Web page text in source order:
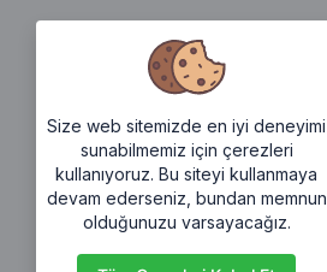
Size web sitemizde en iyi deneyimi
sunabilmemiz için çerezleri
kullanıyoruz. Bu siteyi kullanmaya
devam ederseniz, bundan memnun
olduğunuzu varsayacağız.